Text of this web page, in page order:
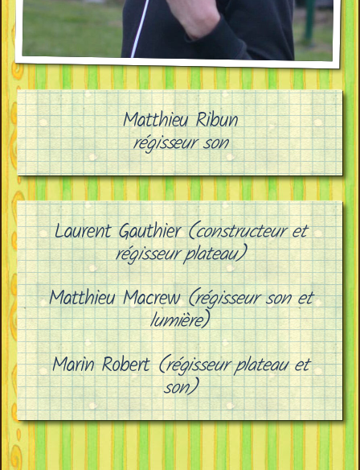
Matthieu Ribun
régisseur son
Laurent Gauthier(constructeur et
régisseur plateau)
Matthieu Macrew(régisseur son et
lumière)
Marin Robert(régisseur plateau et
son)